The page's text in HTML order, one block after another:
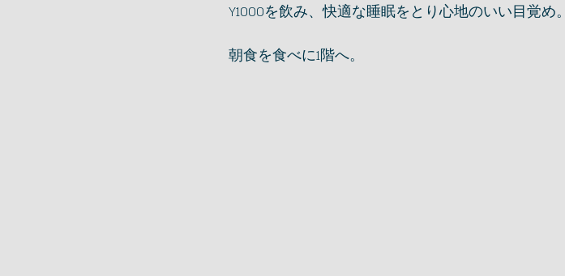
ファッション 文房具 ライフスタイル 映画
Y1000を飲み、快適な睡眠をとり心地のいい目覚め。
朝食を食べに1階へ。